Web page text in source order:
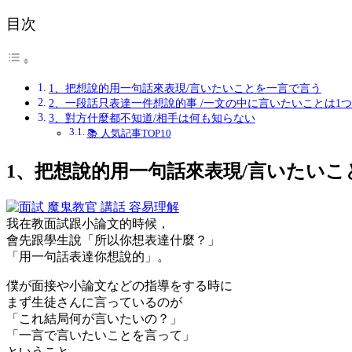
目次
1、把想說的用一句話來表現/言いたいことを一言で言う
2、一段話只表達一件想說的事 /一文の中に言いたいことは1つ
3、對方什麼都不知道/相手は何も知らない
📚 人気記事TOP10
1、把想說的用一句話來表現/言いたいこ
我在教面試跟小論文的時候，
會先跟學生說 「所以你想表達什麼？」
「用一句話表達你想說的」
。
僕が面接や小論文などの指導をする時に
まず生徒さんに言っているのが
「これ結局何が言いたいの？」
「一言で言いたいことを言って」